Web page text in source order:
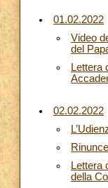
01.02.2022
Video
del
Lettera
02.02.2022
Lettera
della